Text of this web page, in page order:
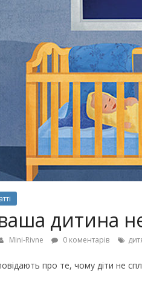
дитина
Mini-Rivne 0 коментарів
про те, чому діти не
30
маму